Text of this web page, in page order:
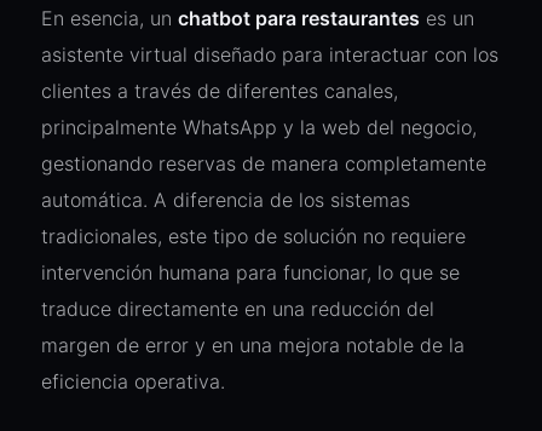
En esencia, un chatbot para restaurantes es un
asistente virtual diseñado para interactuar con los
clientes a través de diferentes canales,
principalmente WhatsApp y la web del negocio,
gestionando reservas de manera completamente
automática. A diferencia de los sistemas
tradicionales, este tipo de solución no requiere
intervención humana para funcionar, lo que se
traduce directamente en una reducción del
margen de error y en una mejora notable de la
eficiencia operativa.